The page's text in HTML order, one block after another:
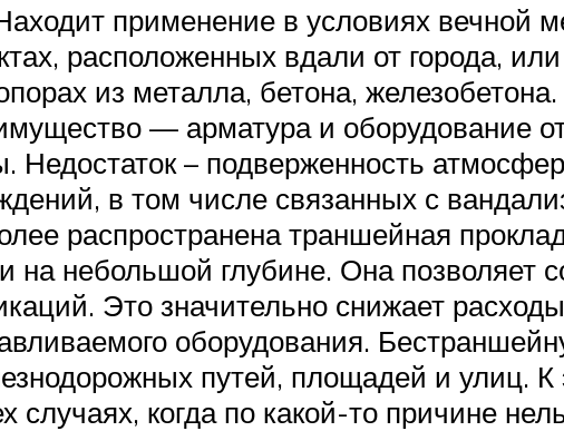
применение в условиях вечной
расположенных вдали от города,
из металла, бетона,
— арматура и оборудование
Недостаток – подверженность
в том числе связанных с
распространена траншейная
на небольшой глубине. Она позволяет
Это значительно снижает
оборудования.
путей, площадей и улиц. К
случаях, когда по какой-то причине